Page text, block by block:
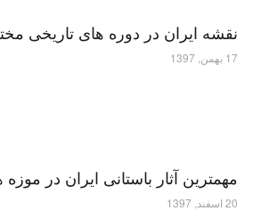
نقشه ایران در دوره های تاریخی
17 بهمن, 1397
مهمترین آثار باستانی ایران در
20 اسفند, 1397